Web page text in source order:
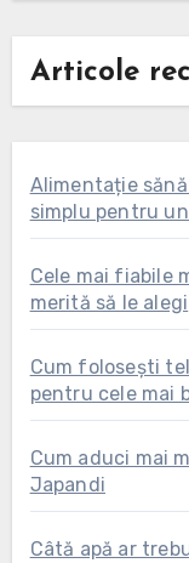
Articole
Alimentație
simplu pentru
Cele mai fiabile
merită să le alegi
Cum folosești
pentru cele mai
Cum aduci mai
Japandi
Câtă apă ar